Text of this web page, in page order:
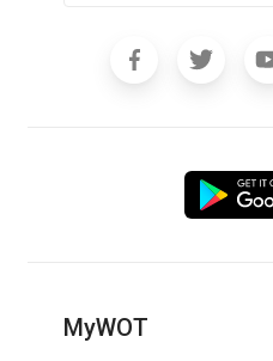
MyWOT